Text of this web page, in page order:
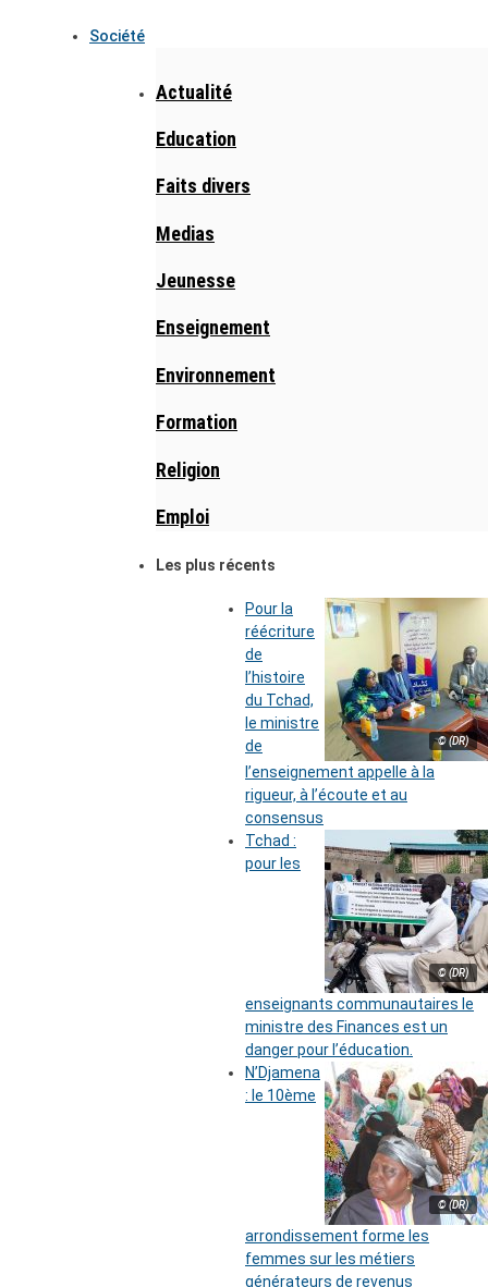
Société
Actualité
Education
Faits divers
Medias
Jeunesse
Enseignement
Environnement
Formation
Religion
Emploi
Les plus récents
© (DR)
Pour la
réécriture
de
l’histoire
du Tchad,
le ministre
de
l’enseignement appelle à la
rigueur, à l’écoute et au
consensus
© (DR)
Tchad :
pour les
enseignants communautaires le
ministre des Finances est un
danger pour l’éducation.
© (DR)
N’Djamena
: le 10ème
arrondissement forme les
femmes sur les métiers
générateurs de revenus